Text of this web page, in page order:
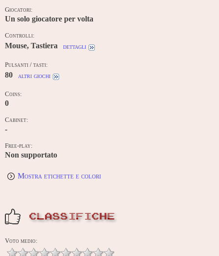
Giocatori:
Un solo giocatore per volta
Controlli:
Mouse, Tastiera dettagli
Pulsanti / tasti:
80 altri giochi
Coins:
0
Cabinet:
-
Free-play:
Non supportato
Mostra etichette e colori
CLASSIFICHE
Voto medio: